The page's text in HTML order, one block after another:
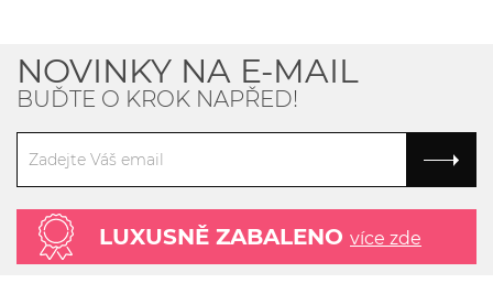
NOVINKY NA E-MAIL
BUĎTE O KROK NAPŘED!
LUXUSNĚ ZABALENO více zde